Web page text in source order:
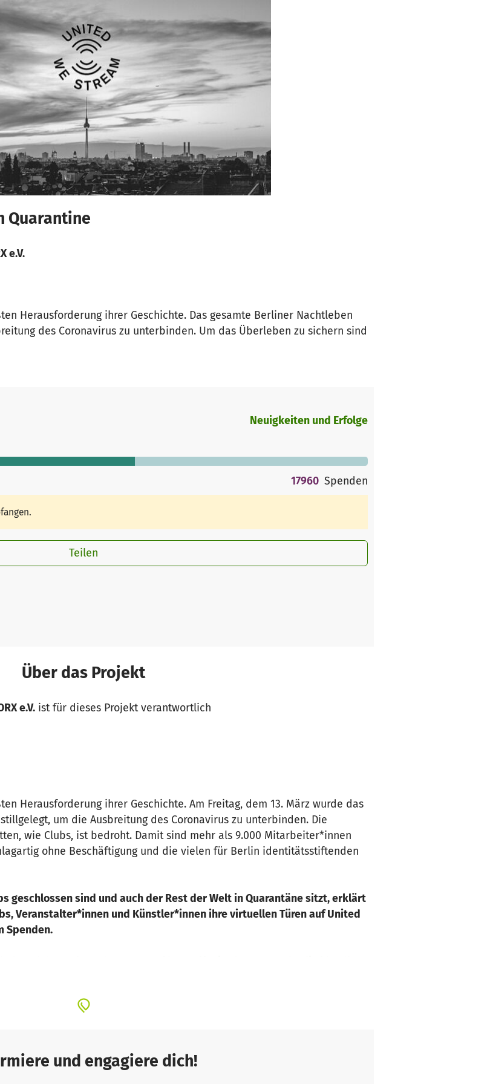
Quarantine
e.V.
Herausforderung ihrer Geschichte. Das gesamte Berliner Nachtleben
des Coronavirus zu unterbinden. Um das Überleben zu sichern sind
Neuigkeiten und Erfolge
17960 Spenden
Teilen
Über das Projekt
e.V.ist für dieses Projekt verantwortlich
Herausforderung ihrer Geschichte. Am Freitag, dem 13. März wurde das
um die Ausbreitung des Coronavirus zu unterbinden. Die
wie Clubs, ist bedroht. Damit sind mehr als 9.000 Mitarbeiter*innen
ohne Beschäftigung und die vielen für Berlin identitätsstiftenden
geschlossen sind und auch der Rest der Welt in Quarantäne sitzt, erklärt
Veranstalter*innen und Künstler*innen ihre virtuellen Türen auf United
Spenden.
zu sehen. Als Partner konnten ARTE concert, radioeins, ALEX TV
von DJ-Sets, Live-Musik und Performances ist United We Stream
die Berliner Clubszene diese schweren Zeiten übersteht und um das
Rette die Berliner Clubszene mit einer Spende.
und engagiere dich!